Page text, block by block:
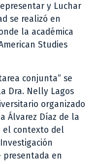
y Luchar
se realizó en
la académica
Studies
conjunta” se
Dra. Nelly Lagos
organizado
Álvarez Díaz de la
el contexto del
presentada en